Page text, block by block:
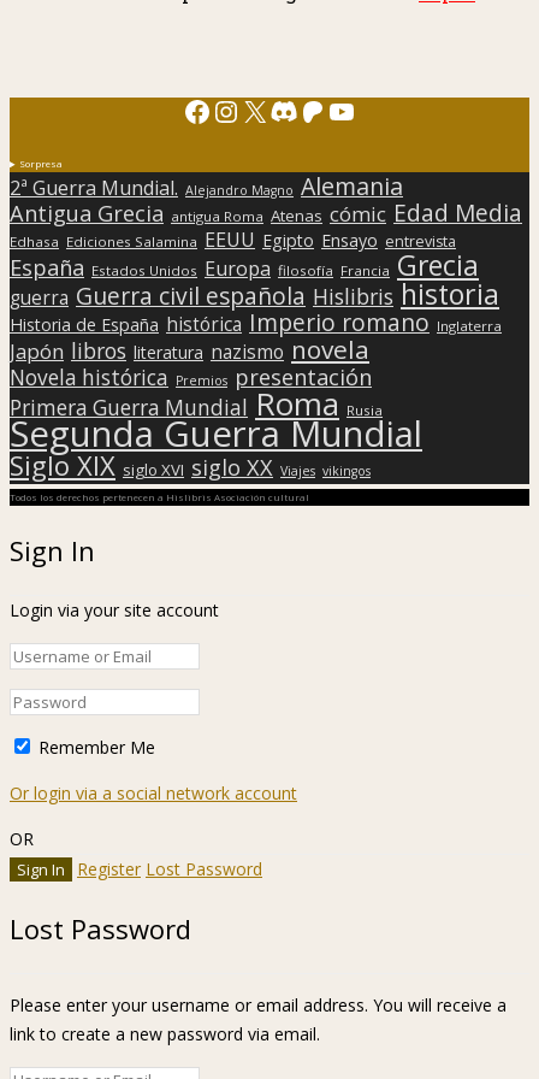
Facebook
Instagram
X Discord
Patreon
YouTube
Sorpresa
2ª Guerra Mundial. Alejandro Magno Alemania
Antigua Grecia antigua Roma Atenas cómic Edad Media
Edhasa Ediciones Salamina EEUU Egipto Ensayo entrevista
España Estados Unidos Europa filosofía Francia Grecia
guerra Guerra civil española Hislibris historia
Historia de España histórica Imperio romano Inglaterra
Japón libros literatura nazismo novela
Novela histórica Premios presentación
Primera Guerra Mundial Roma Rusia
Segunda Guerra Mundial
Siglo XIX siglo XVI siglo XX Viajes vikingos
Todos los derechos pertenecen a Hislibris Asociación cultural
Sign In
Login via your site account
Remember Me
Or login via a social network account
OR
Register Lost Password
Lost Password
Please enter your username or email address. You will receive a
link to create a new password via email.